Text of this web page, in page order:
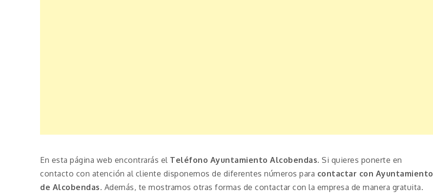
En esta página web encontrarás elTeléfono Ayuntamiento Alcobendas. Si quieres ponerte en
contacto con atención al cliente disponemos de diferentes números para contactar con Ayuntamiento
de Alcobendas. Además, te mostramos otras formas de contactar con la empresa de manera gratuita.